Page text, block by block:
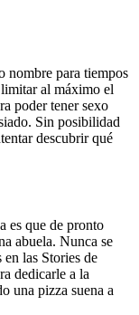
nombre para tiempos
al máximo el
poder tener sexo
Sin posibilidad
descubrir qué
es que de pronto
abuela. Nunca se
las Stories de
dedicarle a la
una pizza suena a